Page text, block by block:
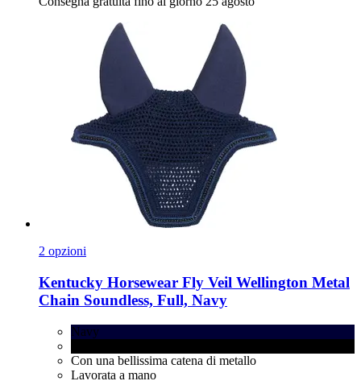
2 opzioni
Kentucky Horsewear Fly Veil Wellington Metal
Chain Soundless, Full, Navy
Navy
Con una bellissima catena di metallo
Lavorata a mano